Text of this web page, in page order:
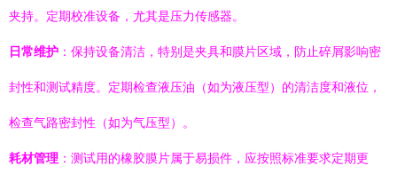
夹持。定期校准设备，尤其是压力传感器。
日常维护 ：保持设备清洁，特别是夹具和膜片区域，防止碎屑影响密
封性和测试精度。定期检查液压油（如为液压型）的清洁度和液位，
检查气路密封性（如为气压型）。
耗材管理 ：测试用的橡胶膜片属于易损件，应按照标准要求定期更